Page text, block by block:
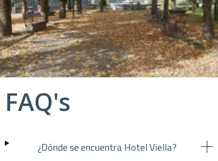
FAQ's
¿Dónde se encuentra Hotel Viella?